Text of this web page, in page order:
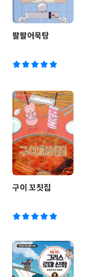
팔팔어묵탕
구이 꼬칫집